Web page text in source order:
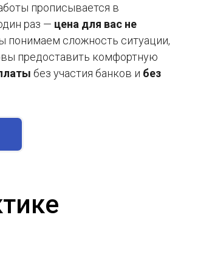
прописывается в
раз — цена для вас не
понимаем сложность ситуации,
предоставить комфортную
без участия банков и без